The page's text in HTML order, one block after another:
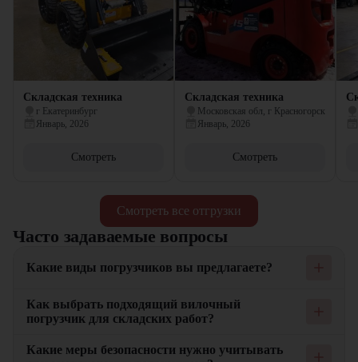
Смотреть все отгрузки
Складская техника
г Екатеринбург
Январь, 2026
Смотреть
Складская техника
Московская обл, г Красногорск
Январь, 2026
Смотреть
Часто задаваемые вопросы
Какие виды погрузчиков вы предлагаете?
вилочные, складские и другие виды техники. Наши
погрузчики подходят для выполнения различных задач на
предприятиях. Каждый тип погрузчика обладает
Как выбрать подходящий вилочный
погрузчик для складских работ?
учитывать грузоподъемность, высоту подъема и
Какие меры безопасности нужно учитывать